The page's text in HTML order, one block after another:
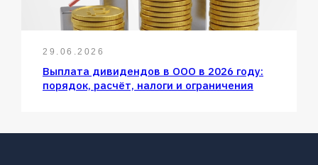
29.06.2026
Выплата дивидендов в ООО в 2026 году:
порядок, расчёт, налоги и ограничения